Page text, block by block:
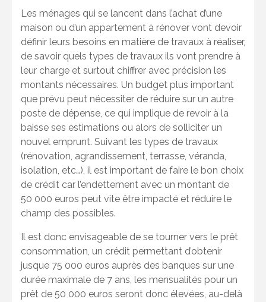
Les ménages qui se lancent dans l’achat d’une
maison ou d’un appartement à rénover vont devoir
définir leurs besoins en matière de travaux à réaliser,
de savoir quels types de travaux ils vont prendre à
leur charge et surtout chiffrer avec précision les
montants nécessaires. Un budget plus important
que prévu peut nécessiter de réduire sur un autre
poste de dépense, ce qui implique de revoir à la
baisse ses estimations ou alors de solliciter un
nouvel emprunt. Suivant les types de travaux
(rénovation, agrandissement, terrasse, véranda,
isolation, etc…), il est important de faire le bon choix
de crédit car l’endettement avec un montant de
50 000 euros peut vite être impacté et réduire le
champ des possibles.
Il est donc envisageable de se tourner vers le prêt
consommation, un crédit permettant d’obtenir
jusque 75 000 euros auprès des banques sur une
durée maximale de 7 ans, les mensualités pour un
prêt de 50 000 euros seront donc élevées, au-delà